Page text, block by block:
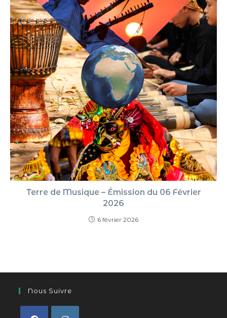
Terre de Musique – Émission du 06 Février
2026
6 février 2026
Nous Suivre